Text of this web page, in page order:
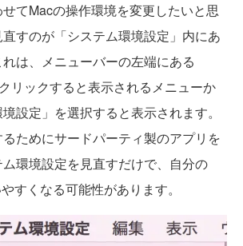
てMacの操作環境を変更したいと思
すのが「システム環境設定」内にあ
は、メニューバーの左端にある
リックすると表示されるメニューか
設定」を選択すると表示されます。
ためにサードパーティ製のアプリを
環境設定を見直すだけで、自分の
すくなる可能性があります。